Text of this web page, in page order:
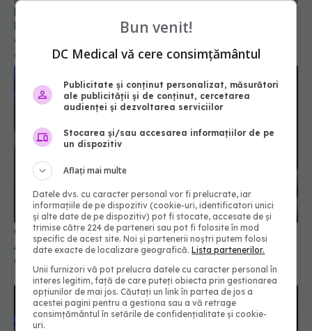
06 feb 2025, 21:25
COVID, asociat cu o boală autoimună dureroasă.
Apare la peste un an de la infectare
05 mar 2024, 08:46
Bun venit!
DC Medical vă cere consimțământul
Publicitate și conținut personalizat, măsurători
ale publicității și de conținut, cercetarea
audienței și dezvoltarea serviciilor
Stocarea și/sau accesarea informațiilor de pe
un dispozitiv
Aflați mai multe
Datele dvs. cu caracter personal vor fi prelucrate, iar
informațiile de pe dispozitiv (cookie-uri, identificatori unici
și alte date de pe dispozitiv) pot fi stocate, accesate de și
trimise către 224 de parteneri sau pot fi folosite în mod
specific de acest site. Noi și partenerii noștri putem folosi
date exacte de localizare geografică.Lista partenerilor.
Unii furnizori vă pot prelucra datele cu caracter personal în
interes legitim, față de care puteți obiecta prin gestionarea
opțiunilor de mai jos. Căutați un link în partea de jos a
acestei pagini pentru a gestiona sau a vă retrage
consimțământul în setările de confidențialitate și cookie-
uri.